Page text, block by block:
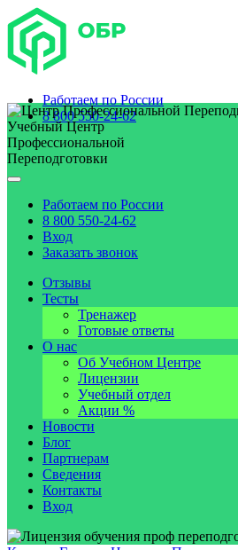
Работаем поРоссии
8 800 550-24-62
Учебный Центр
Профессиональной
Переподготовки
Работаем по России
8 800 550-24-62
Вход
Заказать звонок
Отзывы
Тесты
Тренажер
Готовые ответы
О нас
Об Учебном Центре
Лицензии
Учебный отдел
Акции %
Новости
Блог
Партнерам
Сведения
Контакты
Вход